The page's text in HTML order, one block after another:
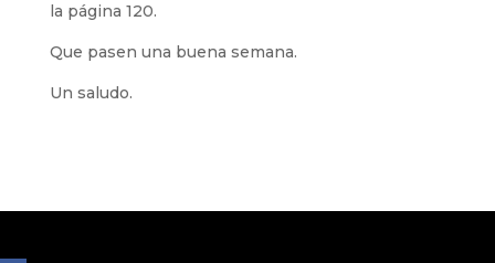
la página 120.
Que pasen una buena semana.
Un saludo.